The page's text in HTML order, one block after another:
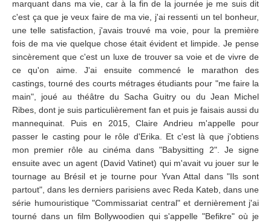
marquant dans ma vie, car à la fin de la journée je me suis dit
c'est ça que je veux faire de ma vie, j'ai ressenti un tel bonheur,
une telle satisfaction, j'avais trouvé ma voie, pour la première
fois de ma vie quelque chose était évident et limpide. Je pense
sincèrement que c'est un luxe de trouver sa voie et de vivre de
ce qu'on aime. J'ai ensuite commencé le marathon des
castings, tourné des courts métrages étudiants pour "me faire la
main", joué au théâtre du Sacha Guitry ou du Jean Michel
Ribes, dont je suis particulièrement fan et puis je faisais aussi du
mannequinat. Puis en 2015, Claire Andrieu m'appelle pour
passer le casting pour le rôle d'Erika. Et c'est là que j'obtiens
mon premier rôle au cinéma dans "Babysitting 2". Je signe
ensuite avec un agent (David Vatinet) qui m'avait vu jouer sur le
tournage au Brésil et je tourne pour Yvan Attal dans "Ils sont
partout", dans les derniers parisiens avec Reda Kateb, dans une
série humouristique "Commissariat central" et dernièrement j'ai
tourné dans un film Bollywoodien qui s'appelle "Befikre" où je